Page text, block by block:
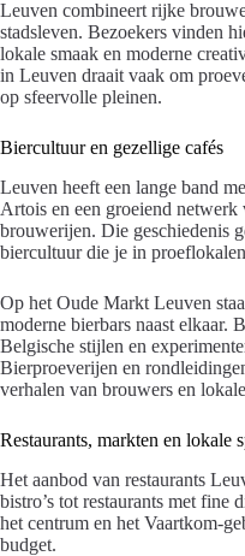
Leuven combineert rijke
stadsleven. Bezoekers vinden
lokale smaak en moderne
in Leuven draait vaak om
op sfeervolle pleinen.
Biercultuur en gezellige cafés
Leuven heeft een lange band
Artois en een groeiend netwerk
brouwerijen. Die geschiedenis
biercultuur die je in
Op het Oude Markt Leuven
moderne bierbars naast elkaar.
Belgische stijlen en
Bierproeverijen en
verhalen van brouwers en
Restaurants, markten en lokale
Het aanbod van restaurants
bistro’s tot restaurants met fine
het centrum en het Vaartkom-
budget.